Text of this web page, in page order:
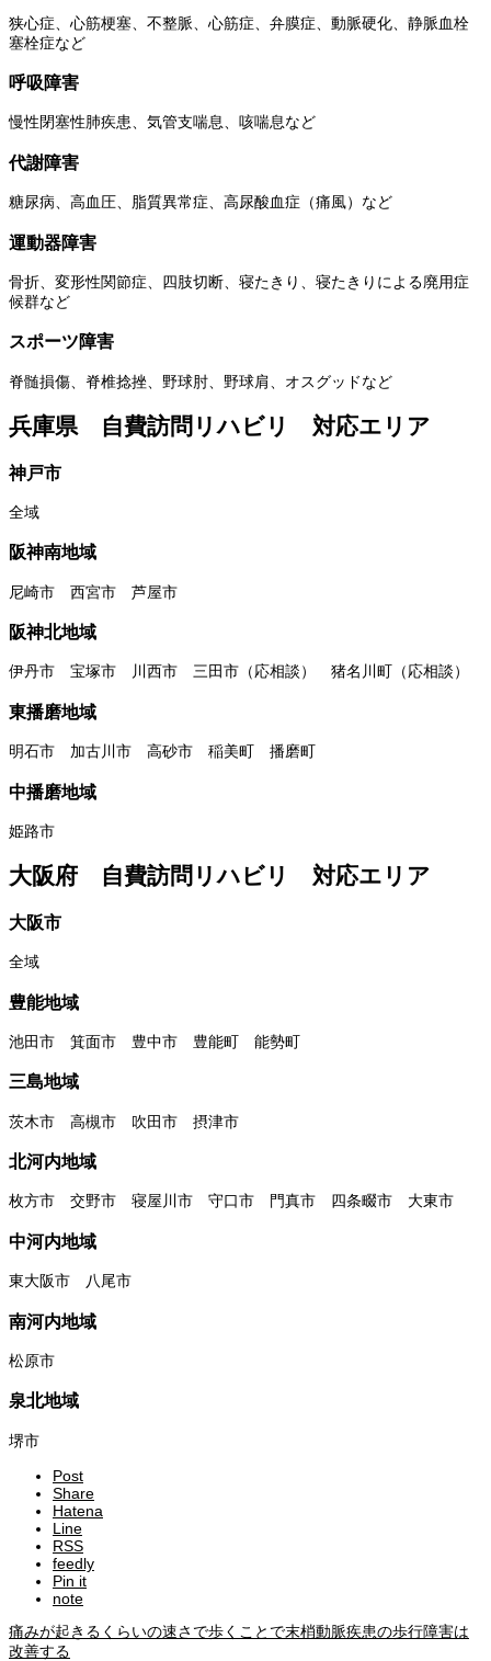
狭心症、心筋梗塞、不整脈、心筋症、弁膜症、動脈硬化、静脈血栓
塞栓症など
呼吸障害
慢性閉塞性肺疾患、気管支喘息、咳喘息など
代謝障害
糖尿病、高血圧、脂質異常症、高尿酸血症（痛風）など
運動器障害
骨折、変形性関節症、四肢切断、寝たきり、寝たきりによる廃用症
候群など
スポーツ障害
脊髄損傷、脊椎捻挫、野球肘、野球肩、オスグッドなど
兵庫県 自費訪問リハビリ 対応エリア
神戸市
全域
阪神南地域
尼崎市 西宮市 芦屋市
阪神北地域
伊丹市 宝塚市 川西市 三田市（応相談） 猪名川町（応相談）
東播磨地域
明石市 加古川市 高砂市 稲美町 播磨町
中播磨地域
姫路市
大阪府 自費訪問リハビリ 対応エリア
大阪市
全域
豊能地域
池田市 箕面市 豊中市 豊能町 能勢町
三島地域
茨木市 高槻市 吹田市 摂津市
北河内地域
枚方市 交野市 寝屋川市 守口市 門真市 四条畷市 大東市
中河内地域
東大阪市 八尾市
南河内地域
松原市
泉北地域
堺市
Post
Share
Hatena
Line
RSS
feedly
Pin it
note
痛みが起きるくらいの速さで歩くことで末梢動脈疾患の歩行障害は
改善する